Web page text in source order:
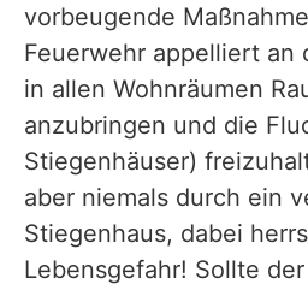
vorbeugende
Feuerwehr appelliert an
in allen Wohnräumen
anzubringen und die
Stiegenhäuser)
aber niemals durch ein
Stiegenhaus, dabei
Lebensgefahr! Sollte